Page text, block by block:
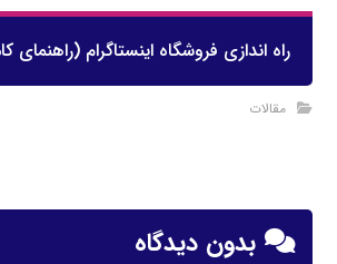
راه اندازی فروشگاه اینستاگرام (راهنمای
مقالات
بدون دیدگاه